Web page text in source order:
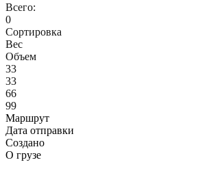
Всего:
0
Сортировка
Вес
Объем
33
33
66
99
Маршрут
Дата отправки
Создано
О грузе